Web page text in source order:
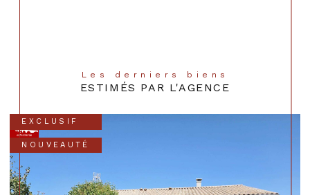
Les derniers biens
ESTIMÉS PAR L'AGENCE
EXCLUSIF
NOUVEAUTÉ